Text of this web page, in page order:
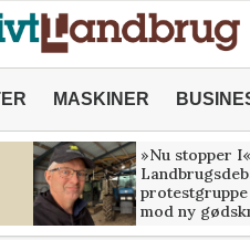
MASKINER
»Nu stopper
mod ny